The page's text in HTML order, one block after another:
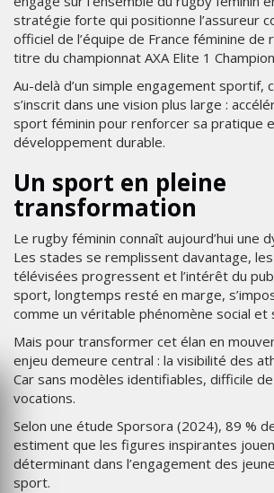
stratégie forte qui positionne l’assureur
officiel de l’équipe de France féminine
titre du championnat AXA Elite 1
Au-delà d’un simple engagement sportif,
s’inscrit dans une vision plus large :
sport féminin pour renforcer sa pratique
développement durable.
Un sport en pleine
transformation
Le rugby féminin connaît aujourd’hui une
Les stades se remplissent davantage,
télévisées progressent et l’intérêt du
sport, longtemps resté en marge,
comme un véritable phénomène social et
Mais pour transformer cet élan en
enjeu demeure central : la visibilité des
Car sans modèles identifiables, difficile
vocations.
Selon une étude Sporsora (2024), 89 %
estiment que les figures inspirantes
déterminant dans l’engagement des
sport.